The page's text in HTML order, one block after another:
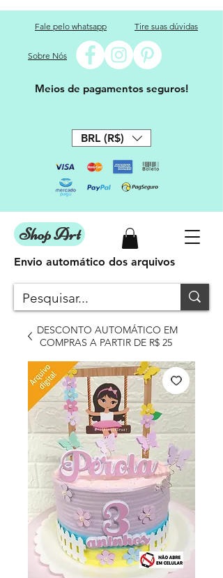
Fale pelo whatsapp Tire suas dúvidas
Sobre Nós
Meios de pagamentos seguros!
BRL (R$)
Shop Art
DESCONTO AUTOMÁTICO EM
COMPRAS A PARTIR DE R$ 25
Envio automático dos arquivos